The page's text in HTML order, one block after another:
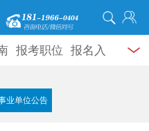
报考职位 报名入
告
拟试题 历年真题
业单位公告